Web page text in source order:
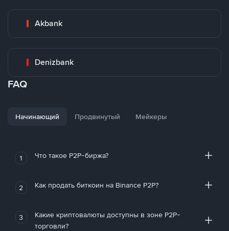
Akbank
Denizbank
FAQ
Начинающий Продвинутый Мейкеры
1 Что такое P2P-биржа?
2 Как продать биткоин на Binance P2P?
3
Какие криптовалюты доступны в зоне P2P-
торговли?